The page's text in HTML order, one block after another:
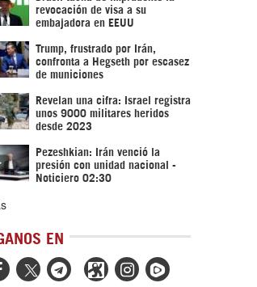
revocación de visa a su
embajadora en EEUU
Trump, frustrado por Irán,
confronta a Hegseth por escasez
de municiones
Revelan una cifra: Israel registra
unos 9000 militares heridos
desde 2023
Pezeshkian: Irán venció la
presión con unidad nacional -
Noticiero 02:30
EN
  